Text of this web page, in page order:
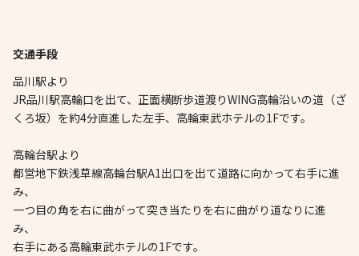
交通手段
品川駅より
JR品川駅高輪口を出て、正面横断歩道渡りWING高輪沿いの道（ざ
くろ坂）を約4分直進した左手、高輪東武ホテルの1Fです。
高輪台駅より
都営地下鉄浅草線高輪台駅A1出口を出て道路に向かって右手に進
み、
一つ目の角を右に曲がって突き当たりを右に曲がり道なりに進
み、
右手にある高輪東武ホテルの1Fです。